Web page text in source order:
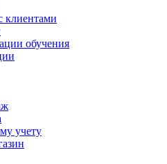
клиентами
обучения
учету